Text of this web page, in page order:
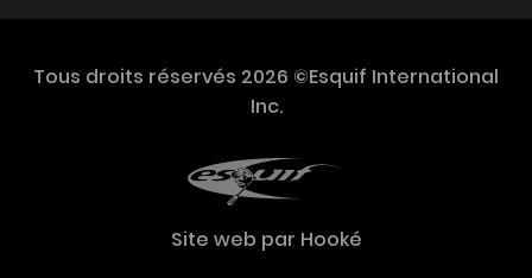
Tous droits réservés 2026 ©Esquif International
Inc.
Site web par Hooké